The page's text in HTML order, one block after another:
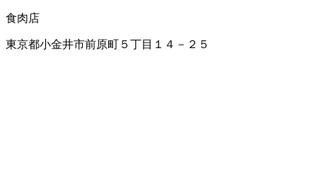
食肉店
東京都小金井市前原町５丁目１４－２５